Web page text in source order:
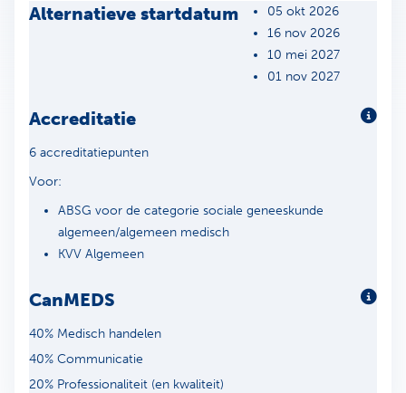
Alternatieve startdatum
05 okt 2026
16 nov 2026
10 mei 2027
01 nov 2027
Accreditatie
6 accreditatiepunten
Voor:
ABSG voor de categorie sociale geneeskunde
algemeen/algemeen medisch
KVV Algemeen
CanMEDS
40% Medisch handelen
40% Communicatie
20% Professionaliteit (en kwaliteit)